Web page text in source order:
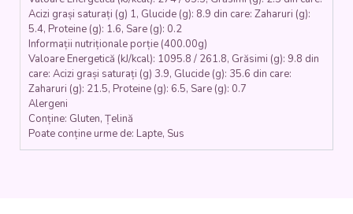
Acizi grași saturați (g) 1, Glucide (g): 8.9 din care: Zaharuri (g):
5.4, Proteine (g): 1.6, Sare (g): 0.2
Informații nutriționale porție (400.00g)
Valoare Energetică (kJ/kcal): 1095.8 / 261.8, Grăsimi (g): 9.8 din
care: Acizi grași saturați (g) 3.9, Glucide (g): 35.6 din care:
Zaharuri (g): 21.5, Proteine (g): 6.5, Sare (g): 0.7
Alergeni
Conține: Gluten, Țelină
Poate conține urme de: Lapte, Sus